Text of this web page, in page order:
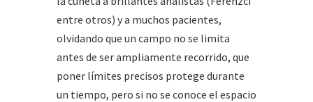
entre otros) y a muchos pacientes,
olvidando que un campo no se limita
antes de ser ampliamente recorrido, que
poner límites precisos protege durante
un tiempo, pero si no se conoce el espacio